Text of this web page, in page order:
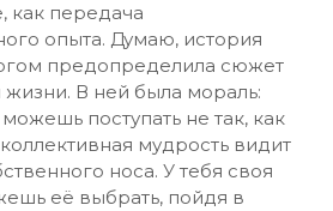
как передача
опыта. Думаю, история
предопределила сюжет
В ней была мораль:
поступать не так, как
мудрость видит
носа. У тебя своя
её выбрать, пойдя в